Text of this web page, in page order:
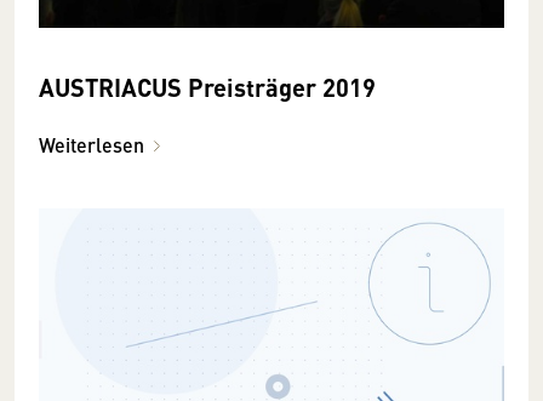
AUSTRIACUS Preisträger 2019
Weiterlesen